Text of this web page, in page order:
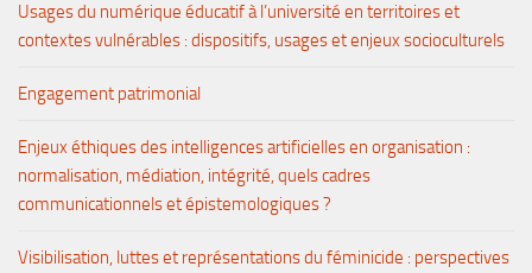
Usages du numérique éducatif à l’université en territoires et
contextes vulnérables : dispositifs, usages et enjeux socioculturels
Engagement patrimonial
Enjeux éthiques des intelligences artificielles en organisation :
normalisation, médiation, intégrité, quels cadres
communicationnels et épistemologiques ?
Visibilisation, luttes et représentations du féminicide : perspectives